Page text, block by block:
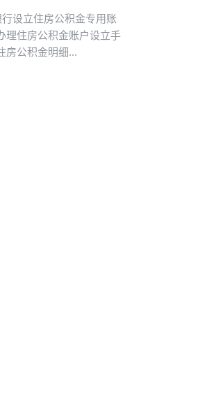
设立住房公积金专用账
理住房公积金账户设立手
房公积金明细...